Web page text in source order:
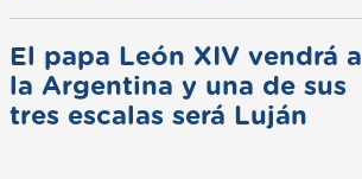
El papa León XIV vendrá a
la Argentina y una de sus
tres escalas será Luján